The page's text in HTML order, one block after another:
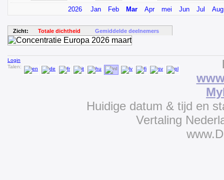
2026 Jan Feb Mar Apr mei Jun Jul Aug
Zicht: Totale dichtheid Gemiddelde deelnemers
Login
Talen:
Huidige datum & tijd en
Vertaling